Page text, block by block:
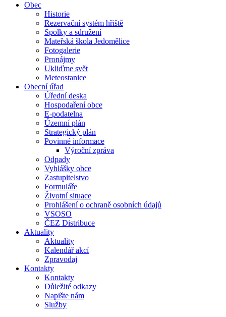
Obec
Historie
Rezervační systém hřiště
Spolky a sdružení
Mateřská škola Jedomělice
Fotogalerie
Pronájmy
Ukliďme svět
Meteostanice
Obecní úřad
Úřední deska
Hospodaření obce
E-podatelna
Územní plán
Strategický plán
Povinné informace
Výroční zpráva
Odpady
Vyhlášky obce
Zastupitelstvo
Formuláře
Životní situace
Prohlášení o ochraně osobních údajů
VSOSO
ČEZ Distribuce
Aktuality
Aktuality
Kalendář akcí
Zpravodaj
Kontakty
Kontakty
Důležité odkazy
Napište nám
Služby